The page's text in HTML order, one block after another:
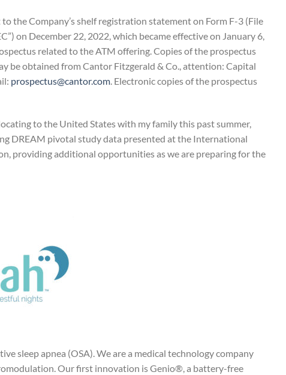
the Company’s shelf registration statement on Form F-3 (File
on December 22, 2022, which became effective on January 6,
related to the ATM offering. Copies of the prospectus
be obtained from Cantor Fitzgerald & Co., attention: Capital
prospectus@cantor.com. Electronic copies of the prospectus
to the United States with my family this past summer,
DREAM pivotal study data presented at the International
providing additional opportunities as we are preparing for the
sleep apnea (OSA). We are a medical technology company
Our first innovation is Genio®, a battery-free